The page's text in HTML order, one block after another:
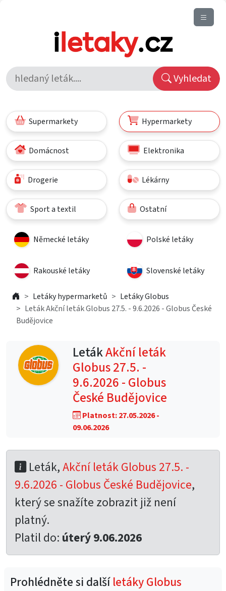
Vyhledat
Supermarkety Hypermarkety
Domácnost Elektronika
Drogerie Lékárny
Sport a textil Ostatní
Německé letáky Polské letáky
Rakouské letáky Slovenské letáky
Letáky hypermarketů
Letáky Globus
Leták Akční leták Globus 27.5. - 9.6.2026 - Globus České
Budějovice
LetákAkční leták
Globus 27.5. -
9.6.2026 - Globus
České Budějovice
Platnost: 27.05.2026 -
09.06.2026
Leták,Akční leták Globus 27.5. -
9.6.2026 - Globus České Budějovice,
který se snažíte zobrazit již není
platný.
Platil do: úterý 9.06.2026
Prohlédněte si dalšíletáky Globus